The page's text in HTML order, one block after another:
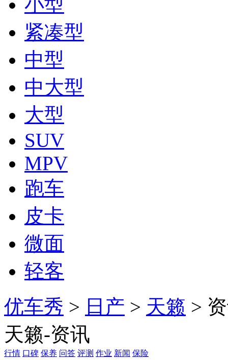
紧凑型
中型
中大型
大型
SUV
MPV
跑车
皮卡
微面
轻客
优车秀 > 日产 > 天籁 >
天籁-资讯
行情 口碑 保养 问答 评测 作业 新闻 保险